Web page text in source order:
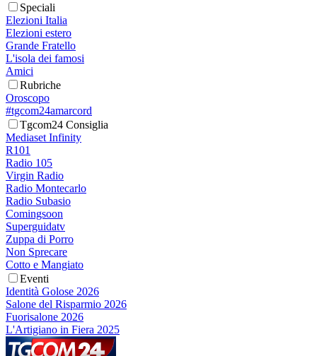
Speciali
Elezioni Italia
Elezioni estero
Grande Fratello
L'isola dei famosi
Amici
Rubriche
Oroscopo
#tgcom24amarcord
Tgcom24 Consiglia
Mediaset Infinity
R101
Radio 105
Virgin Radio
Radio Montecarlo
Radio Subasio
Comingsoon
Superguidatv
Zuppa di Porro
Non Sprecare
Cotto e Mangiato
Eventi
Identità Golose 2026
Salone del Risparmio 2026
Fuorisalone 2026
L'Artigiano in Fiera 2025